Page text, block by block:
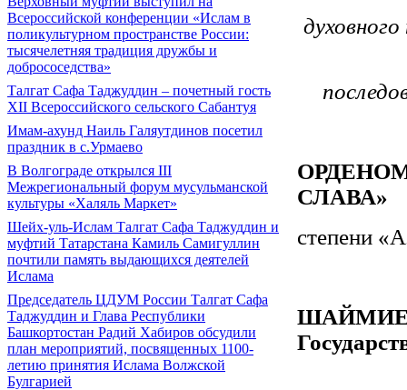
Всероссийской конференции «Ислам в
поликультурном пространстве России:
тысячелетняя традиция дружбы и
добрососедства»
Талгат Сафа Таджуддин – почетный гость
XII Всероссийского сельского Сабантуя
Имам-ахунд Наиль Галяутдинов посетил
праздник в с.Урмаево
В Волгограде открылся III
Межрегиональный форум мусульманской
культуры «Халяль Маркет»
Шейх-уль-Ислам Талгат Сафа Таджуддин и
муфтий Татарстана Камиль Самигуллин
почтили память выдающихся деятелей
Ислама
Председатель ЦДУМ России Талгат Сафа
Таджуддин и Глава Республики
Башкортостан Радий Хабиров обсудили
план мероприятий, посвященных 1100-
летию принятия Ислама Волжской
Булгарией
СЛАВА»
степени